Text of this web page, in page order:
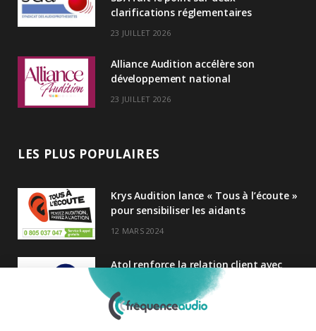
clarifications réglementaires
23 JUILLET 2026
Alliance Audition accélère son
développement national
23 JUILLET 2026
LES PLUS POPULAIRES
Krys Audition lance « Tous à l’écoute »
pour sensibiliser les aidants
12 MARS 2024
Atol renforce la relation client avec
une nouvelle campagne axée sur la
satisfaction
25 FÉVRIER 2025